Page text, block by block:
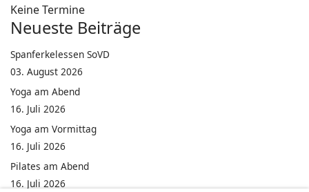
Keine Termine
Neueste Beiträge
Spanferkelessen SoVD
03. August 2026
Yoga am Abend
16. Juli 2026
Yoga am Vormittag
16. Juli 2026
Pilates am Abend
16. Juli 2026